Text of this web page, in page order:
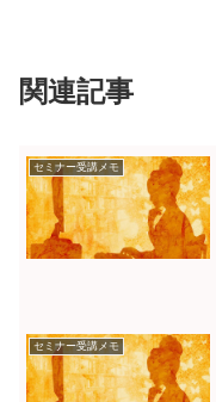
関連記事
セミナー受講メモ
セミナー受講メモ